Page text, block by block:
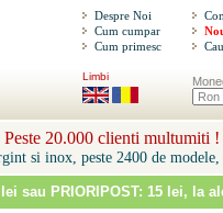
Despre Noi
Cum cumpar
Cum primesc
Limbi
20.000 clienti multumiti !
si inox, peste 2400 de modele,
sau PRIORIPOST: 15 lei, la